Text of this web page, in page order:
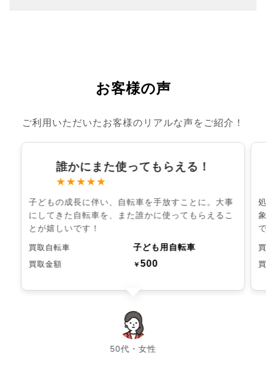
お客様の声
ご利用いただいたお客様のリアルな声をご紹介！
誰かにまた使ってもらえる！
★★★★★
子どもの成長に伴い、自転車を手放すことに。大事
にしてきた自転車を、また誰かに使ってもらえるこ
とが嬉しいです！
買取自転車 子ども用自転車
買取金額 ￥500
50代・女性
chevron_left chevron_right